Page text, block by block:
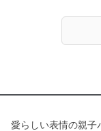
愛らしい表情の親子